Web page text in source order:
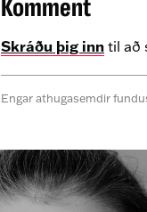
Komment
Skráðu þig inn til að
Engar athugasemdir